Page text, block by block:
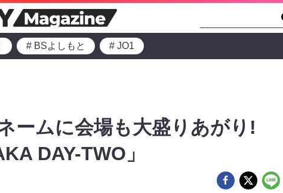
# BSよしもと # JO1
ームに会場も大盛りあがり!
DAY-TWO」